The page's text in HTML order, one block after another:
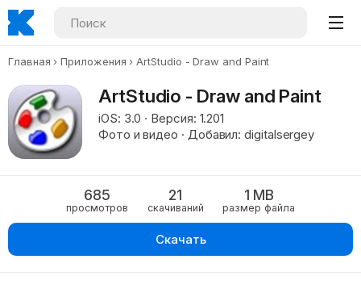
Главная Приложения ArtStudio - Draw and Paint
ArtStudio - Draw and Paint
iOS: 3.0 · Версия: 1.201
Фото и видео · Добавил: digitalsergey
685
просмотров
21
скачиваний
1 MB
размер файла
Скачать